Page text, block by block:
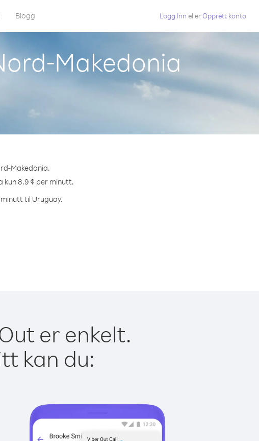
Blogg Logg Inn ellerOpprett konto
Makedonia
Makedonia.
kun 8.9 ¢ per minutt.
til Uruguay.
er enkelt.
kan du: